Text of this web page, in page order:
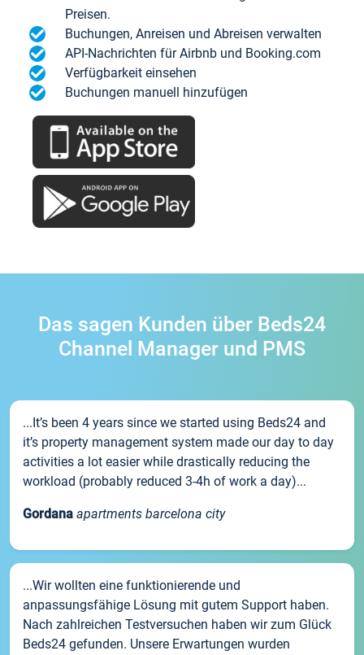
Preisen.
Buchungen, Anreisen und Abreisen verwalten
API-Nachrichten für Airbnb und Booking.com
Verfügbarkeit einsehen
Buchungen manuell hinzufügen
Das sagen Kunden über Beds24
Channel Manager und PMS
...It’s been 4 years since we started using Beds24 and
it’s property management system made our day to day
activities a lot easier while drastically reducing the
workload (probably reduced 3-4h of work a day)...
Gordana apartments barcelona city
...Wir wollten eine funktionierende und
anpassungsfähige Lösung mit gutem Support haben.
Nach zahlreichen Testversuchen haben wir zum Glück
Beds24 gefunden. Unsere Erwartungen wurden